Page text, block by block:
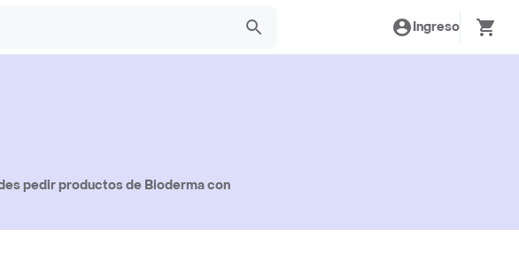
Ingreso
pedir productos de Bioderma con